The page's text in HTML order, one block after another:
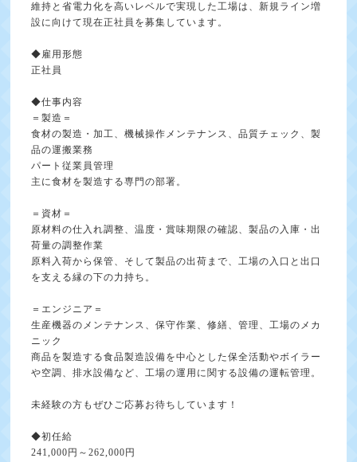
維持と省電力化を高いレベルで実現した工場は、新規ライン増
設に向けて現在正社員を募集しています。
◆雇用形態
正社員
◆仕事内容
＝製造＝
食材の製造・加工、機械操作メンテナンス、品質チェック、製
品の運搬業務
パート従業員管理
主に食材を製造する専門の部署。
＝資材＝
原材料の仕入れ調整、温度・賞味期限の確認、製品の入庫・出
荷量の調整作業
原料入荷から保管、そして製品の出荷まで、工場の入口と出口
を支える縁の下の力持ち。
＝エンジニア＝
生産機器のメンテナンス、保守作業、修繕、管理、工場のメカ
ニック
商品を製造する食品製造設備を中心とした保全活動やボイラー
や空調、排水設備など、工場の運用に関する設備の運転管理。
未経験の方もぜひご応募お待ちしています！
◆初任給
241,000円～262,000円